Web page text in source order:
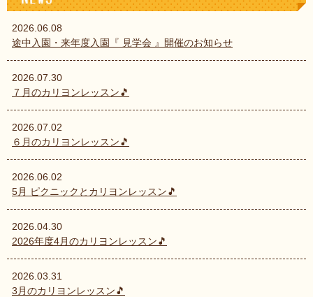
2026.06.08
途中入園・来年度入園『 見学会 』開催のお知らせ
2026.07.30
７月のカリヨンレッスン🎵
2026.07.02
６月のカリヨンレッスン🎵
2026.06.02
5月 ピクニックとカリヨンレッスン🎵
2026.04.30
2026年度4月のカリヨンレッスン🎵
2026.03.31
3月のカリヨンレッスン🎵